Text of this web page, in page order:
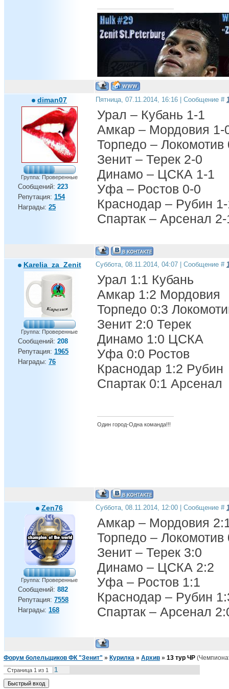
diman07
Группа: Проверенные
Сообщений: 223
Репутация: 154
Награды: 25
Пятница, 07.11.2014, 16:16 | Сообщение #
Урал – Кубань 1-1
Амкар – Мордовия 1-
Торпедо – Локомотив
Зенит – Терек 2-0
Динамо – ЦСКА 1-1
Уфа – Ростов 0-0
Краснодар – Рубин
Спартак – Арсенал
Karelia_za_Zenit
Группа: Проверенные
Сообщений: 208
Репутация: 1965
Награды: 76
Суббота, 08.11.2014, 04:07 | Сообщение #
Урал 1:1 Кубань
Амкар 1:2 Мордовия
Торпедо 0:3
Зенит 2:0 Терек
Динамо 1:0 ЦСКА
Уфа 0:0 Ростов
Краснодар 1:2 Рубин
Спартак 0:1 Арсенал
Один город-Одна команда!!!
Zen76
Группа: Проверенные
Сообщений: 882
Репутация: 7558
Награды: 168
Суббота, 08.11.2014, 12:00 | Сообщение #
Амкар – Мордовия
Торпедо – Локомотив
Зенит – Терек 3:0
Динамо – ЦСКА 2:2
Уфа – Ростов 1:1
Краснодар – Рубин
Спартак – Арсенал
Форум болельщиков ФК "Зенит" » Курилка » Архив » 13 тур ЧР
Страница 1 из 1 1